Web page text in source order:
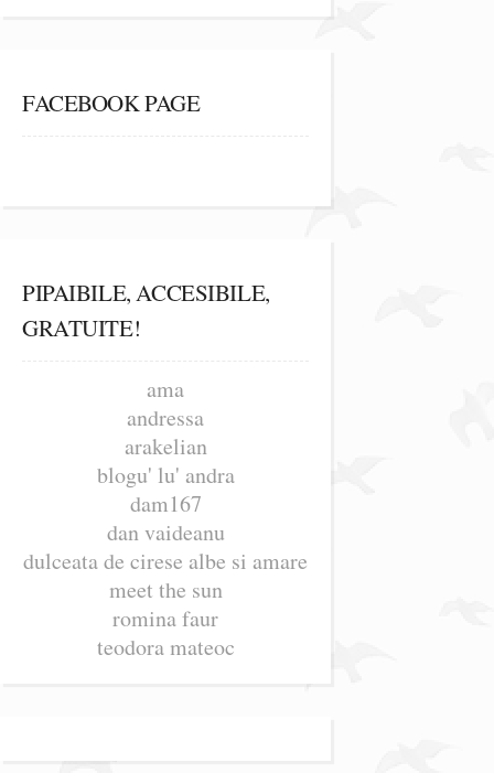
FACEBOOK PAGE
PIPAIBILE, ACCESIBILE,
GRATUITE!
ama
andressa
arakelian
blogu' lu' andra
dam167
dan vaideanu
dulceata de cirese albe si amare
meet the sun
romina faur
teodora mateoc